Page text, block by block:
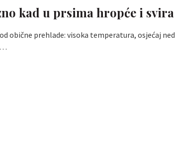
kad u prsima hropće i svira
obične prehlade: visoka temperatura, osjećaj